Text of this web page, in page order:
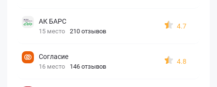
АК БАРС
15 место 210 отзывов
4.7
Согласие
16 место 146 отзывов
4.8